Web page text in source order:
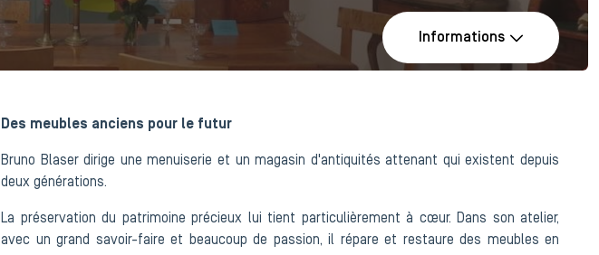
Informations
Des meubles anciens pour le futur
Bruno Blaser dirige une menuiserie et un magasin d'antiquités attenant qui existent depuis
deux générations.
La préservation du patrimoine précieux lui tient particulièrement à cœur. Dans son atelier,
avec un grand savoir-faire et beaucoup de passion, il répare et restaure des meubles en